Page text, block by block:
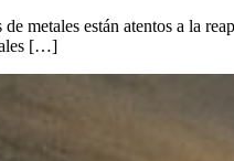
metales están atentos a la
[…]